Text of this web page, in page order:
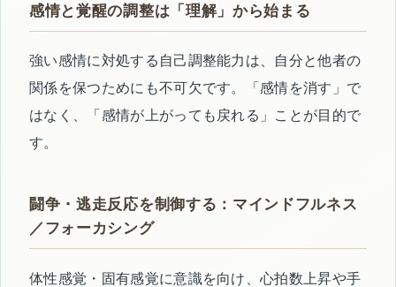
感情と覚醒の調整は「理解」から始まる
強い感情に対処する自己調整能力は、自分と他者の
関係を保つためにも不可欠です。「感情を消す」で
はなく、「感情が上がっても戻れる」ことが目的で
す。
闘争・逃走反応を制御する：マインドフルネス
／フォーカシング
体性感覚・固有感覚に意識を向け、心拍数上昇や手